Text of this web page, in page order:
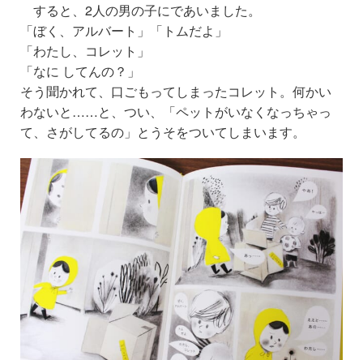
すると、 2人の男の子にであいました。
「ぼく、アルバート」「トムだよ」
「わたし、コレット」
「なに してんの？」
そう聞かれて、口ごもってしまったコレット。何かい
わないと……と、つい、「ペットがいなくなっちゃっ
て、さがしてるの」とうそをついてしまいます。